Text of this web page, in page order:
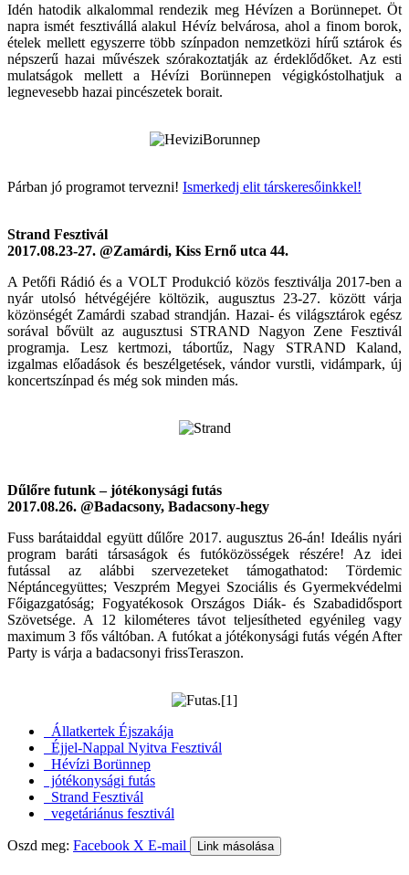
Idén hatodik alkalommal rendezik meg Hévízen a Borünnepet. Öt
napra ismét fesztivállá alakul Hévíz belvárosa, ahol a finom borok,
ételek mellett egyszerre több színpadon nemzetközi hírű sztárok és
népszerű hazai művészek szórakoztatják az érdeklődőket. Az esti
mulatságok mellett a Hévízi Borünnepen végigkóstolhatjuk a
legnevesebb hazai pincészetek borait.
Párban jó programot tervezni! Ismerkedj elit társkeresőinkkel!
Strand Fesztivál
2017.08.23-27. @Zamárdi, Kiss Ernő utca 44.
A Petőfi Rádió és a VOLT Produkció közös fesztiválja 2017-ben a
nyár utolsó hétvégéjére költözik, augusztus 23-27. között várja
közönségét Zamárdi szabad strandján. Hazai- és világsztárok egész
sorával bővült az augusztusi STRAND Nagyon Zene Fesztivál
programja. Lesz kertmozi, tábortűz, Nagy STRAND Kaland,
izgalmas előadások és beszélgetések, vándor vurstli, vidámpark, új
koncertszínpad és még sok minden más.
Dűlőre futunk – jótékonysági futás
2017.08.26. @Badacsony, Badacsony-hegy
Fuss barátaiddal együtt dűlőre 2017. augusztus 26-án! Ideális nyári
program baráti társaságok és futóközösségek részére! Az idei
futással az alábbi szervezeteket támogathatod: Tördemic
Néptáncegyüttes; Veszprém Megyei Szociális és Gyermekvédelmi
Főigazgatóság; Fogyatékosok Országos Diák- és Szabadidősport
Szövetsége. A 12 kilométeres távot teljesítheted egyénileg vagy
maximum 3 fős váltóban. A futókat a jótékonysági futás végén After
Party is várja a badacsonyi frissTeraszon.
Állatkertek Éjszakája
Éjjel-Nappal Nyitva Fesztivál
Hévízi Borünnep
jótékonysági futás
Strand Fesztivál
vegetáriánus fesztivál
Oszd meg: Facebook X E-mail Link másolása